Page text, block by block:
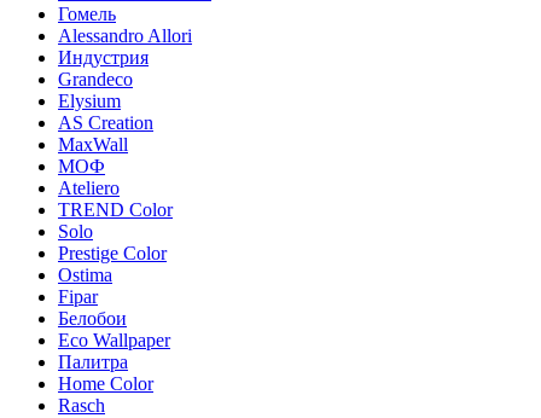
Гомель
Alessandro Allori
Индустрия
Grandeco
Elysium
AS Creation
MaxWall
МОФ
Ateliero
TREND Color
Solo
Prestige Color
Ostima
Fipar
Белобои
Eco Wallpaper
Палитра
Home Color
Rasch